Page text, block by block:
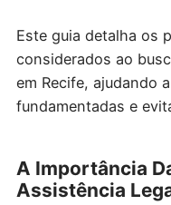
Este guia detalha os
considerados ao
em Recife, ajudando
fundamentadas e
A Importância
Assistência